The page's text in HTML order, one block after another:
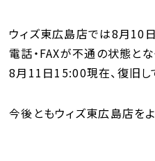
ウィズ東広島店では8月10
電話・FAXが不通の状態と
8月11日15:00現在、復旧し
今後ともウィズ東広島店を